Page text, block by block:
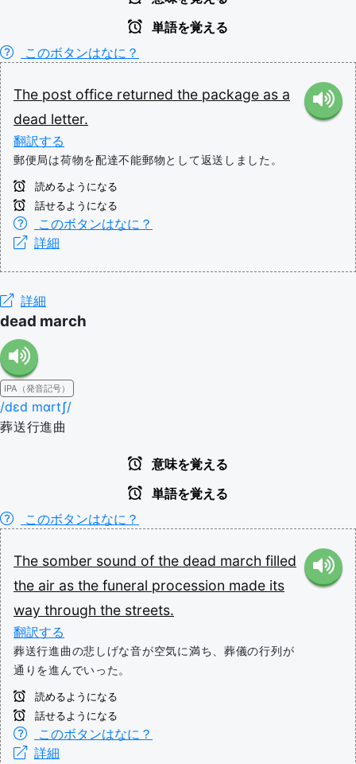
単語を覚える
このボタンはなに？
The post office returned the package as a
dead letter.
翻訳する
郵便局は荷物を配達不能郵物として返送しました。
読めるようになる
話せるようになる
このボタンはなに？
詳細
詳細
dead march
IPA（発音記号）
/dɛd mɑrtʃ/
葬送行進曲
意味を覚える
単語を覚える
このボタンはなに？
The somber sound of the dead march filled
the air as the funeral procession made its
way through the streets.
翻訳する
葬送行進曲の悲しげな音が空気に満ち、葬儀の行列が
通りを進んでいった。
読めるようになる
話せるようになる
このボタンはなに？
詳細